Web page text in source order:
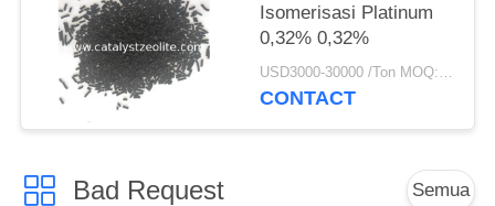
Isomerisasi Platinum
0,32% 0,32%
USD3000-30000 /Ton MOQ:1 KG
CONTACT
Bad Request Semua